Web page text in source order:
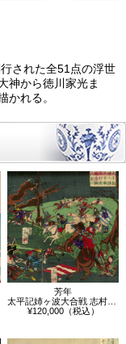
された全51点の浮世
神から徳川家光ま
かれる。
芳年
太平記姉ヶ波大合戦 志村政蔵勇戦之図
¥120,000（税込）